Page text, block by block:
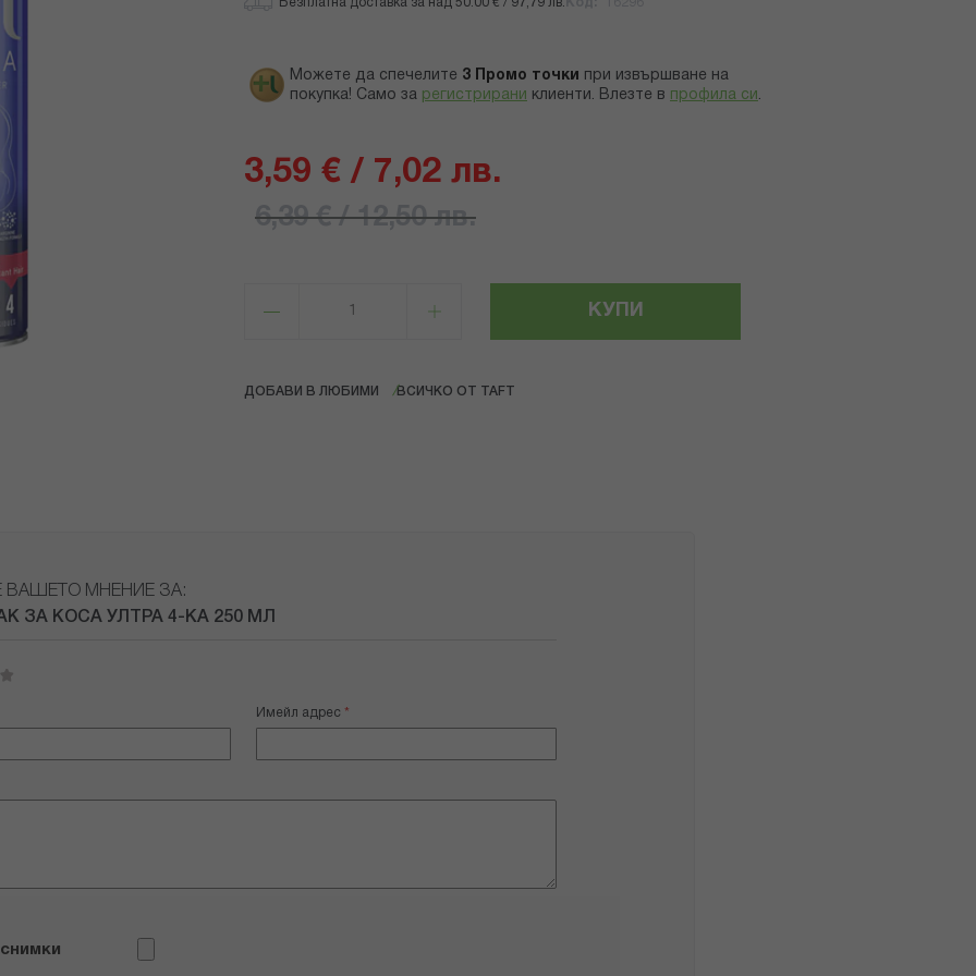
Безплатна доставка за над 50.00 € / 97,79 лв.
Можете да спечелите 3 Промо точки
при извършване на
покупка! Само за регистрирани клиенти. Влезте в профила си .
3,59 € / 7,02 лв.
6,39 € / 12,50 лв.
КУПИ
ДОБАВИ В ЛЮБИМИ ВСИЧКО ОТ TAFT
ВАШЕТО МНЕНИЕ ЗА:
ЗА КОСА УЛТРА 4-КА 250 МЛ
Имейл адрес